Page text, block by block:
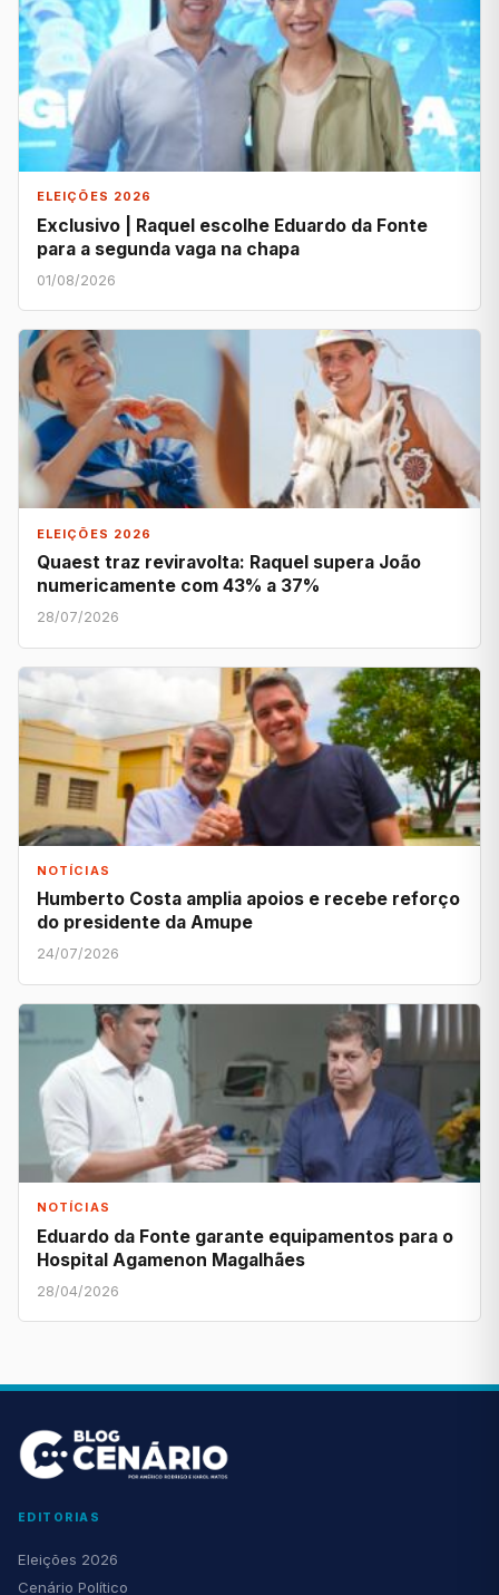
ELEIÇÕES 2026
Exclusivo | Raquel escolhe Eduardo da Fonte
para a segunda vaga na chapa
01/08/2026
ELEIÇÕES 2026
Quaest traz reviravolta: Raquel supera João
numericamente com 43% a 37%
28/07/2026
NOTÍCIAS
Humberto Costa amplia apoios e recebe reforço
do presidente da Amupe
24/07/2026
NOTÍCIAS
Eduardo da Fonte garante equipamentos para o
Hospital Agamenon Magalhães
28/04/2026
EDITORIAS
Eleições 2026
Cenário Político